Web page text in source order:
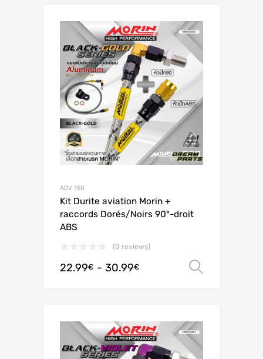
ADV 150
Kit Durite aviation Morin +
raccords Dorés/Noirs 90°-droit
ABS
(0 reviews)
22.99€ - 30.99€